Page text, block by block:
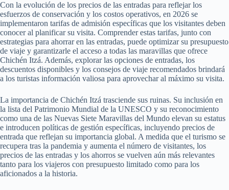
Con la evolución de los precios de las entradas para reflejar los
esfuerzos de conservación y los costos operativos, en 2026 se
implementaron tarifas de admisión específicas que los visitantes deben
conocer al planificar su visita. Comprender estas tarifas, junto con
estrategias para ahorrar en las entradas, puede optimizar su presupuesto
de viaje y garantizarle el acceso a todas las maravillas que ofrece
Chichén Itzá. Además, explorar las opciones de entradas, los
descuentos disponibles y los consejos de viaje recomendados brindará
a los turistas información valiosa para aprovechar al máximo su visita.
La importancia de Chichén Itzá trasciende sus ruinas. Su inclusión en
la lista del Patrimonio Mundial de la UNESCO y su reconocimiento
como una de las Nuevas Siete Maravillas del Mundo elevan su estatus
e introducen políticas de gestión específicas, incluyendo precios de
entrada que reflejan su importancia global. A medida que el turismo se
recupera tras la pandemia y aumenta el número de visitantes, los
precios de las entradas y los ahorros se vuelven aún más relevantes
tanto para los viajeros con presupuesto limitado como para los
aficionados a la historia.